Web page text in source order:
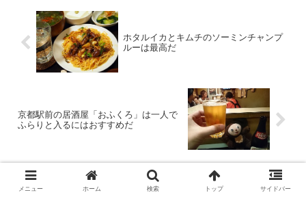
ホタルイカとキムチのソーミンチャンプ
ルーは最高だ
京都駅前の居酒屋「おふくろ」は一人で
ふらりと入るにはおすすめだ
ホーム 06 材料別レシピ一覧 肉料理 豚肉
メニュー ホーム 検索 トップ サイドバー